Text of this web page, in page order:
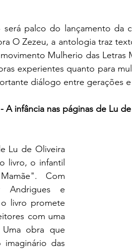
palco do lançamento da
O Zezeu, a antologia traz
Mulherio das Letras
experientes quanto para
diálogo entre gerações
A infância nas páginas de Lu
Lu de Oliveira
livro, o infantil
Com
Andrigues e
livro promete
com uma
Uma obra que
das